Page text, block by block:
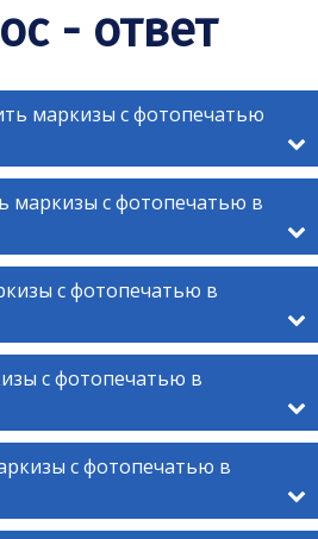
- ответ
маркизы с фотопечатью
маркизы с фотопечатью в
с фотопечатью в
с фотопечатью в
с фотопечатью в